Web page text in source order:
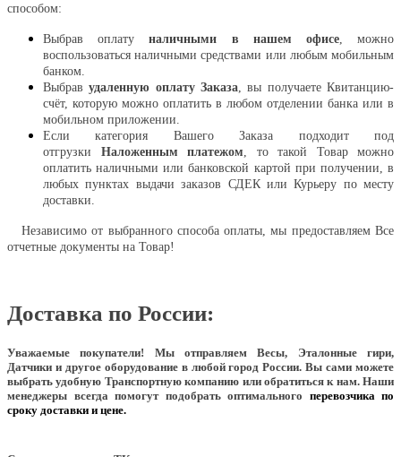
способом:
Выбрав оплатуналичными в нашем офисе, можно
воспользоваться наличными средствами или любым мобильным
банком.
Выбравудаленную оплату Заказа , вы получаете Квитанцию-
счёт, которую можно оплатить в любом отделении банка или в
мобильном приложении.
Если категория Вашего Заказа подходит под
отгрузки Наложенным платежом , то такой Товар можно
оплатить наличными или банковской картой при получении, в
любых пунктах выдачи заказов СДЕК или Курьеру по месту
доставки.
Независимо от выбранного способа оплаты, мы предоставляем Все
отчетные документы на Товар!
Доставка по России:
Уважаемые покупатели! Мы отправляем Весы, Эталонные гири,
Датчики и другое оборудование в любой город России. Вы сами можете
выбрать удобную Транспортную компанию или обратиться к нам. Наши
менеджеры всегда помогут подобрать оптимального перевозчика по
сроку доставки и цене.